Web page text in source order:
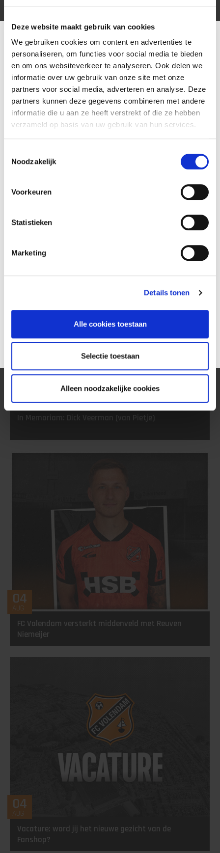
Deze website maakt gebruik van cookies
We gebruiken cookies om content en advertenties te
personaliseren, om functies voor social media te bieden
en om ons websiteverkeer te analyseren. Ook delen we
informatie over uw gebruik van onze site met onze
partners voor social media, adverteren en analyse. Deze
partners kunnen deze gegevens combineren met andere
informatie die u aan ze heeft verstrekt of die ze hebben
verzameld op basis van uw gebruik van hun services.
Noodzakelijk
Voorkeuren
Statistieken
Marketing
Details tonen
Alle cookies toestaan
Selectie toestaan
Alleen noodzakelijke cookies
Vijf vragen aan Patrick Busby: hoe staat FC
07
AUG
AUG
In Memoriam: Dick Veerman (van Pietje)
04
AUG
FC Volendam versterkt middenveld met Reuven
Niemeijer
04
AUG
Vacature: word jij het nieuwe gezicht van de
Fanshop?